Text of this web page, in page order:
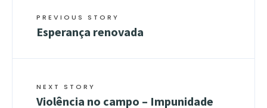
PREVIOUS STORY
Esperança renovada
NEXT STORY
Violência no campo – Impunidade